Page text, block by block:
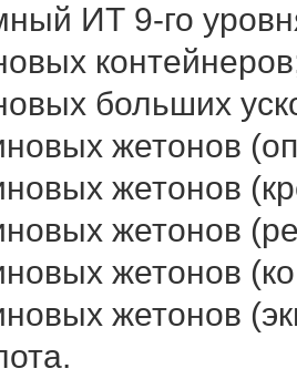
ИТ 9-го
больших
жетонов
жетонов
жетонов
жетонов
жетонов